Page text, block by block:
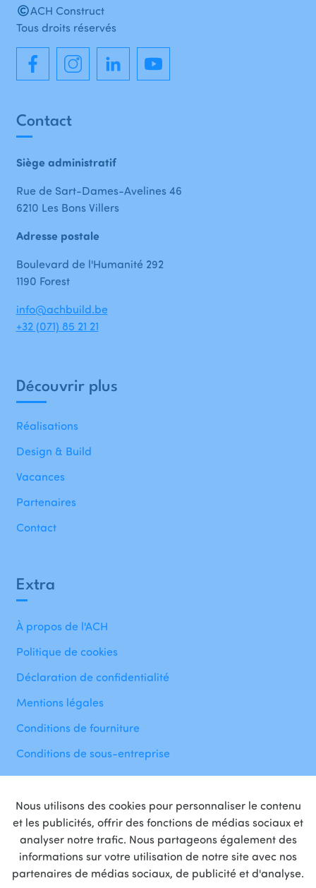
Nous utilisons des cookies pour personnaliser le contenu
et les publicités, offrir des fonctions de médias sociaux et
analyser notre trafic. Nous partageons également des
informations sur votre utilisation de notre site avec nos
partenaires de médias sociaux, de publicité et d'analyse.
Extra
À propos de l'ACH
Politique de cookies
Déclaration de confidentialité
Mentions légales
Conditions de fourniture
Conditions de sous-entreprise
Découvrir plus
Réalisations
Design & Build
Vacances
Partenaires
Contact
Contact
Siège administratif
Rue de Sart-Dames-Avelines 46
6210 Les Bons Villers
Adresse postale
Boulevard de l'Humanité 292
1190 Forest
info@achbuild.be
+32 (071) 85 21 21
ACH Construct
Tous droits réservés
Fièrepartenairede